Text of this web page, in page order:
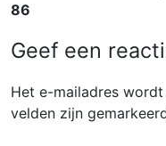
86
Geef een
Het e-mailadres
velden zijn